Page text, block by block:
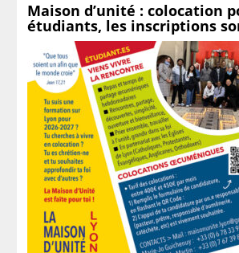
Maison d’unité : colocation
étudiants, les inscriptions